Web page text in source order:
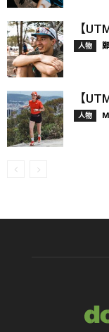
【
人物
【
人物